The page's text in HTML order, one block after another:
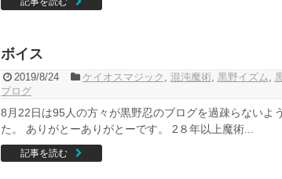
ボイス
2019/8/24 ケイオスマジック 混沌魔術, 黒野イズム
ブログ
8月22日は95人の方々が黒野忍のブログを過疎らないよ
た。 ありがとーありがとーです。 2８年以上魔術...
記事を読む